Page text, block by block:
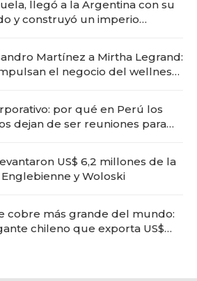
llegó a la Argentina con su
y construyó un imperio
Martínez a Mirtha Legrand:
el negocio del wellness
por qué en Perú los
dejan de ser reuniones para
US$ 6,2 millones de la
y Woloski
cobre más grande del mundo:
chileno que exporta US$